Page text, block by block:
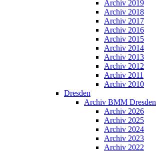
Archiv 2019
Archiv 2018
Archiv 2017
Archiv 2016
Archiv 2015
Archiv 2014
Archiv 2013
Archiv 2012
Archiv 2011
Archiv 2010
Dresden
Archiv BMM Dresden
Archiv 2026
Archiv 2025
Archiv 2024
Archiv 2023
Archiv 2022